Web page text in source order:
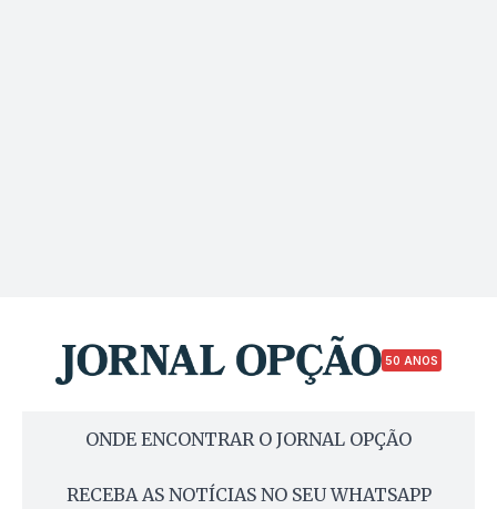
50 ANOS
ONDE ENCONTRAR O JORNAL OPÇÃO
RECEBA AS NOTÍCIAS NO SEU WHATSAPP